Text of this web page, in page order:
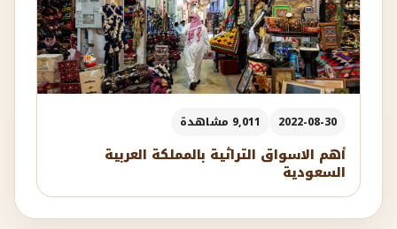
2022-08-30 9,011 مشاهدة
أهم الاسواق التراثية بالمملكة العربية
السعودية